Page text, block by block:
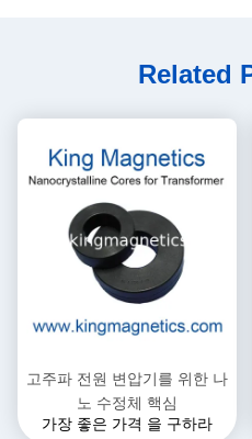
Related
고주파 전원 변압기를 위한 나
노 수정체 핵심
가장 좋은 가격 을 구하라